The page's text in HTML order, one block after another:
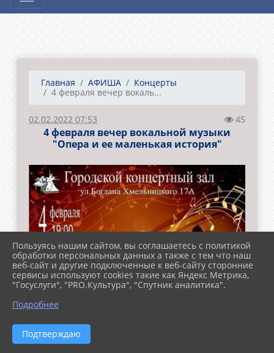
Главная АФИША
Концерты
4 февраля вечер вокаль...
02.02.2022 07:53 45
4 февраля вечер вокальной музыки
"Опера и ее маленькая история"
Пользуясь нашим сайтом, вы соглашаетесь с политикой
обработки персональных данных а также с тем что наш
веб-сайт и другие подключенные к веб-сайту сторонние
сервисы используют cookies такие как Яндекс Метрика,
"Госуслуги", "PRO.Культура", "Спутник аналитика".
Подробнее
Подтверждаю